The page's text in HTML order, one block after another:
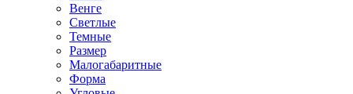
Венге
Светлые
Темные
Размер
Малогабаритные
Форма